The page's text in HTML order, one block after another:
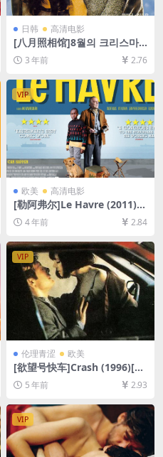
日韩 高清电影
[八月照相馆]8월의 크리스마
스 (1998)[百度网盘+迅雷云盘
资源1080P超清未删减][MP4/
3 年前 2.76
VIP
欧美 高清电影
[勒阿弗尔]Le Havre (2011)
[百度网盘+迅雷云盘资源1080
P超清未删减][MP4/6GB][中
文字幕]
4 年前 2.84
VIP
伦理青涩 欧美
[欲望号快车]Crash (1996)[百
度网盘+迅雷云盘资源1080P
超清未删减][MP4/6.1GB][中
英字幕]【视频文件+防和谐压
缩包（含解压密码）】
5 年前 2.93
VIP